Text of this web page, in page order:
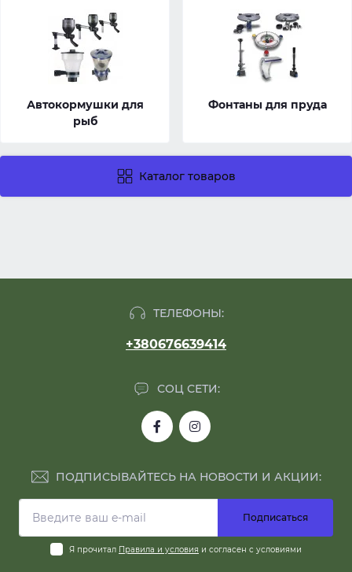
Автокормушки для
рыб
Фонтаны для пруда
Каталог товаров
ТЕЛЕФОНЫ:
+380676639414
СОЦ СЕТИ:
ПОДПИСЫВАЙТЕСЬ НА НОВОСТИ И АКЦИИ:
Подписаться
Я прочитал Правила и условия и согласен с условиями